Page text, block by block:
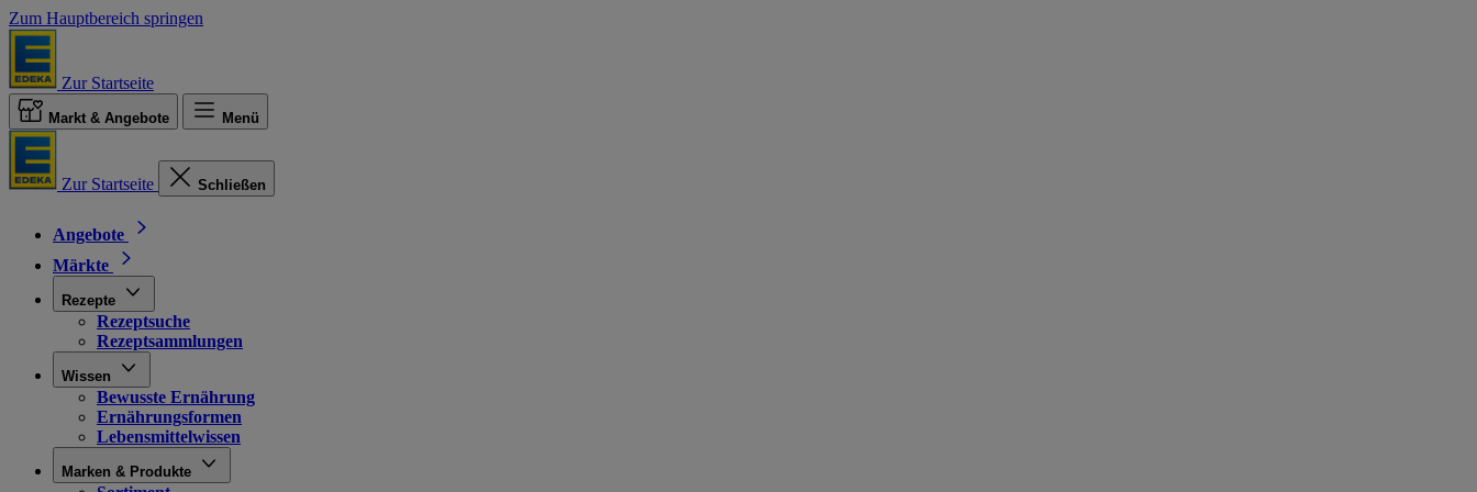
Zum Hauptbereich springen
Zur Startseite
Markt & Angebote Menü
Zur Startseite Schließen
Angebote
Märkte
Rezepte
Rezeptsuche
Rezeptsammlungen
Wissen
Bewusste Ernährung
Ernährungsformen
Lebensmittelwissen
Marken & Produkte